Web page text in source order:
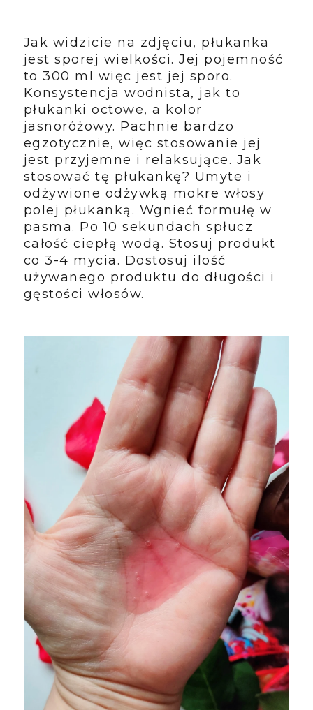
Jak widzicie na zdjęciu, płukanka
jest sporej wielkości. Jej pojemność
to 300 ml więc jest jej sporo.
Konsystencja wodnista, jak to
płukanki octowe, a kolor
jasnoróżowy. Pachnie bardzo
egzotycznie, więc stosowanie jej
jest przyjemne i relaksujące. Jak
stosować tę płukankę? Umyte i
odżywione odżywką mokre włosy
polej płukanką. Wgnieć formułę w
pasma. Po 10 sekundach spłucz
całość ciepłą wodą. Stosuj produkt
co 3-4 mycia. Dostosuj ilość
używanego produktu do długości i
gęstości włosów.